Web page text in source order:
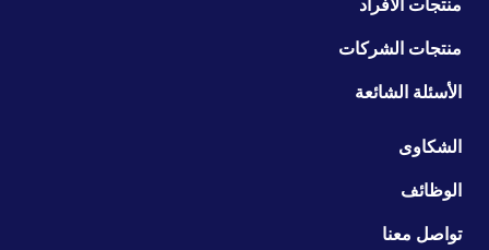
منتجات الأفراد
منتجات الشركات
الأسئلة الشائعة
الشكاوى
الوظائف
تواصل معنا